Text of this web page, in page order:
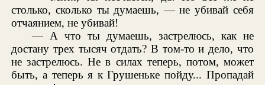
столько, сколько ты думаешь, — не убивай себя
отчаянием, не убивай!
— А что ты думаешь, застрелюсь, как не
достану трех тысяч отдать? В том-то и дело, что
не застрелюсь. Не в силах теперь, потом, может
быть, а теперь я к Грушеньке пойду... Пропадай